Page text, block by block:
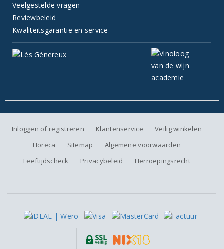
Veelgestelde vragen
Reviewbeleid
Kwaliteitsgarantie en service
Inloggen of registreren Klantenservice
Veilig winkelen
Horeca
Sitemap
Algemene voorwaarden
Leeftijdscheck
Privacybeleid Herroepingsrecht